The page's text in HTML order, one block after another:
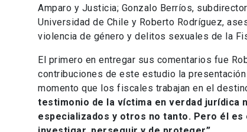
Amparo y Justicia; Gonzalo Berríos,
Universidad de Chile y Roberto Rodríguez,
violencia de género y delitos sexuales de la
El primero en entregar sus comentarios fue
contribuciones de este estudio la
momento que los fiscales trabajan en el
testimonio de la víctima en verdad jurídica
especializados y otros no tanto. Pero él